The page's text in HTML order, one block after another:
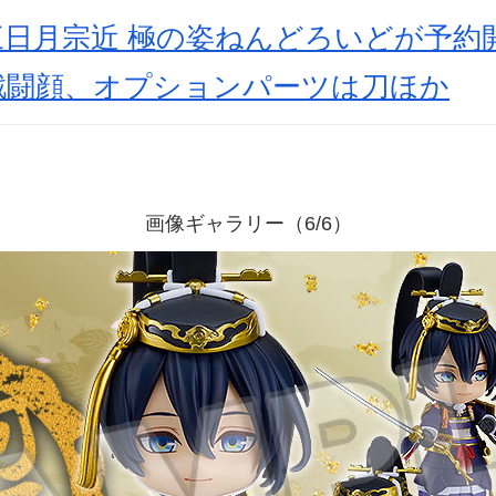
月宗近 極の姿ねんどろいどが予約
顔、オプションパーツは刀ほか
画像ギャラリー（6/6）